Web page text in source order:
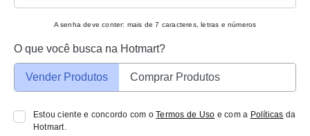
A senha deve conter: mais de 7 caracteres, letras e números
O que você busca na Hotmart?
Vender Produtos Comprar Produtos
Estou ciente e concordo com oTermos de Uso e com a Políticas da
Hotmart.